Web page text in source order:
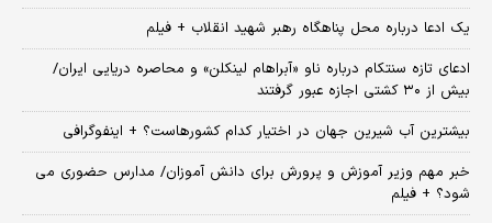
یک ادعا درباره محل پناهگاه‌ رهبر شهید انقلاب + فیلم
ادعای تازه سنتکام درباره ناو «آبراهام لینکلن» و محاصره دریایی ایران/
بیش از ۳۰ کشتی اجازه عبور گرفتند
بیشترین آب شیرین جهان در اختیار کدام کشورهاست؟ + اینفوگرافی
خبر مهم وزیر آموزش و پرورش برای دانش آموزان/ مدارس حضوری می
شود؟ + فیلم